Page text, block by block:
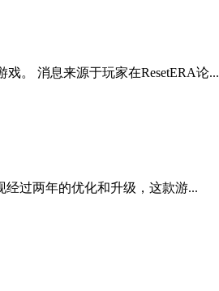
。 消息来源于玩家在ResetERA论...
经过两年的优化和升级，这款游...